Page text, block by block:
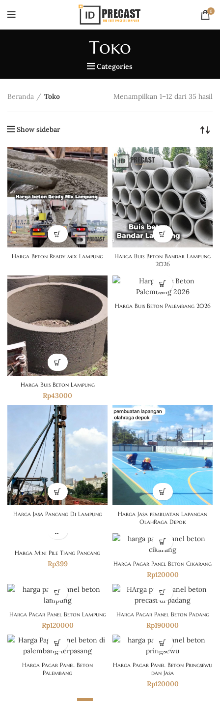
0
Toko
Categories
Beranda Toko Menampilkan 1–12 dari 35 hasil
Show sidebar
Harga Beton Ready mix Lampung
Harga Buis Beton Bandar Lampung
2026
Harga Buis Beton Lampung
Rp43000
Harga Buis Beton Palembang 2026
Harga Jasa Pancang Di Lampung
Harga Jasa pembuatan Lapangan
OlahRaga Depok
Harga Mini Pile Tiang Pancang
Rp399 Harga Pagar Panel Beton Cikarang
Rp120000
Harga Pagar Panel Beton Lampung
Rp120000
Harga Pagar Panel Beton Padang
Rp190000
Harga Pagar Panel Beton
Palembang
Harga Pagar Panel Beton Pringsewu
dan Jasa
Rp120000